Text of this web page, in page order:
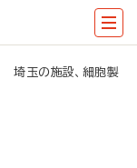
埼玉の施設、細胞製